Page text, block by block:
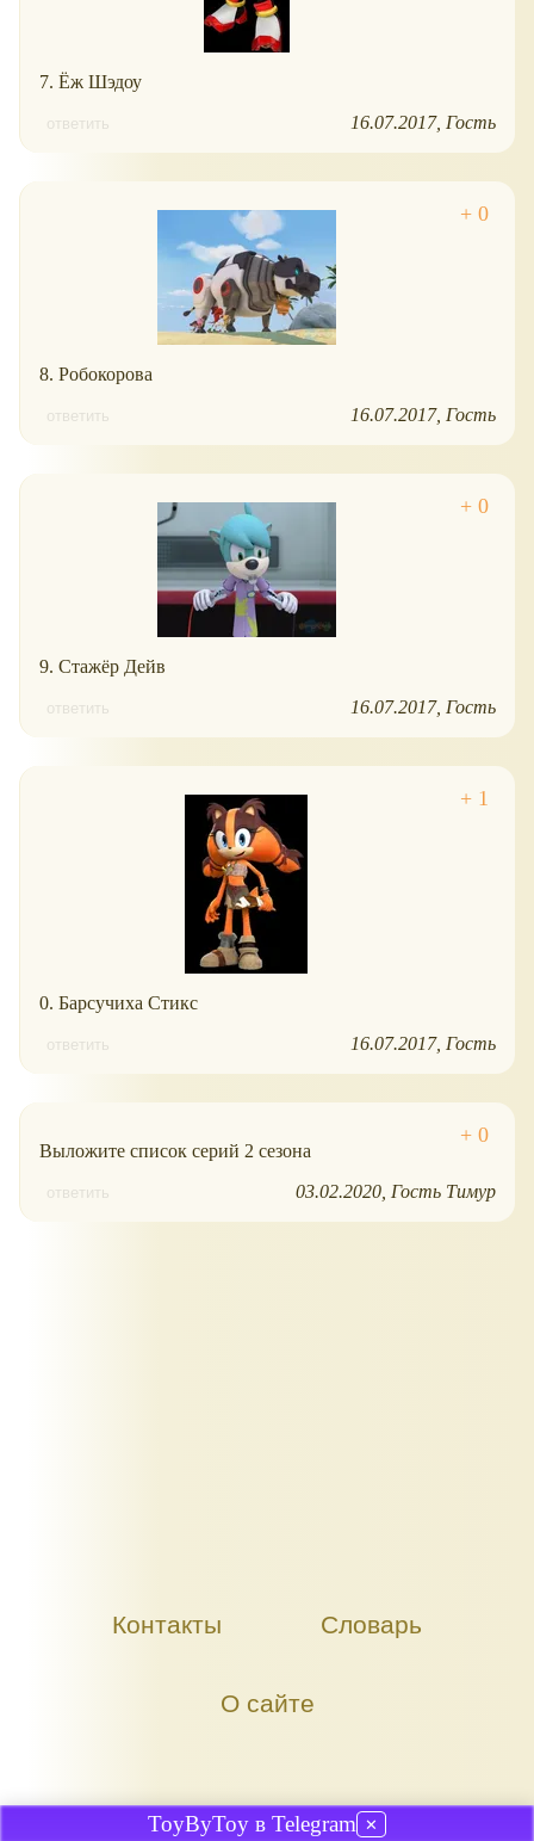
7. Ёж Шэдоу
ответить 16.07.2017 Гость
8. Робокорова
ответить 16.07.2017 Гость
9. Стажёр Дейв
ответить 16.07.2017 Гость
0. Барсучиха Стикс
ответить 16.07.2017 Гость
Выложите список серий 2 сезона
ответить 03.02.2020 Гость Тимур
Контакты Словарь
О сайте
ToyByToy в Telegram ✕